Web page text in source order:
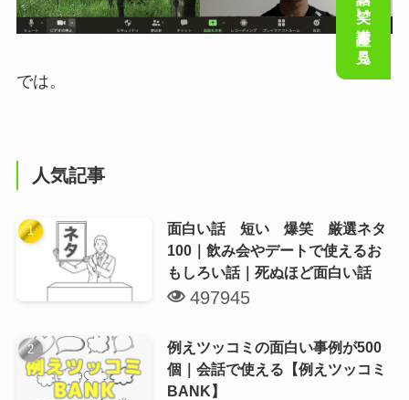
では。
人気記事
面白い話 短い 爆笑 厳選ネタ
100｜飲み会やデートで使えるお
もしろい話｜死ぬほど面白い話
497945
例えツッコミの面白い事例が500
個｜会話で使える【例えツッコミ
BANK】
会話の笑い講座を見る